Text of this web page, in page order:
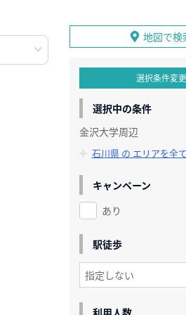
地図で検
選択条件変更
選択中の条件
金沢大学周辺
石川県 の エリアを全
キャンペーン
あり
駅徒歩
利用人数